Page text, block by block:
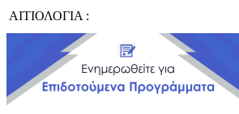
ΑΙΤΙΟΛΟΓΙΑ :